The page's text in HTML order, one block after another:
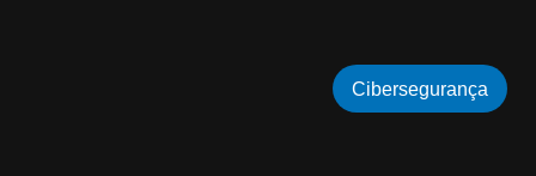
Cibersegurança